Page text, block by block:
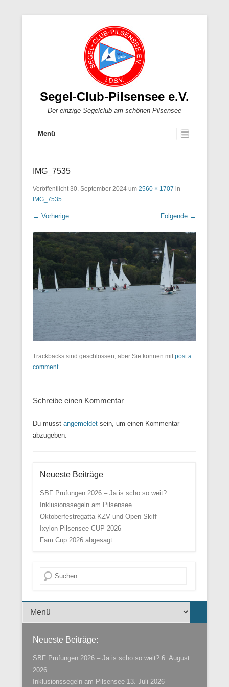
Segel-Club-Pilsensee e.V.
Der einzige Segelclub am schönen Pilsensee
Menü
IMG_7535
Veröffentlicht30. September 2024 um 2560 × 1707 in
IMG_7535
← Vorherige Folgende →
Trackbacks sind geschlossen, aber Sie können mitpost a
comment.
Schreibe einen Kommentar
Du musst angemeldet sein, um einen Kommentar
abzugeben.
Neueste Beiträge
SBF Prüfungen 2026 – Ja is scho so weit?
Inklusionssegeln am Pilsensee
Oktoberfestregatta KZV und Open Skiff
Ixylon Pilsensee CUP 2026
Fam Cup 2026 abgesagt
Suche
Menü der Fußzeile
Neueste Beiträge:
SBF Prüfungen 2026 – Ja is scho so weit? 6. August
2026
Inklusionssegeln am Pilsensee 13. Juli 2026